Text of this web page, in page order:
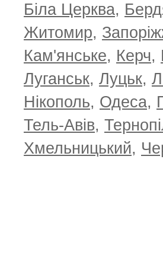
TOP 100 for May 2026 0
Біла Церква,
Житомир,
Кам'янське, Керч,
Луганськ, Луцьк,
Нікополь, Одеса,
Тель-Авів,
Хмельницький,